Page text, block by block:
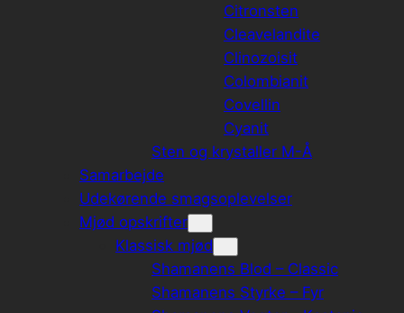
Citronsten
Cleavelandite
Clinozoisit
Colombianit
Covellin
Cyanit
Sten og krystaller M-Å
Samarbejde
Udekørende smagsoplevelser
Mjød opskrifter
Klassisk mjød
Shamanens Blod – Classic
Shamanens Styrke – Fyr